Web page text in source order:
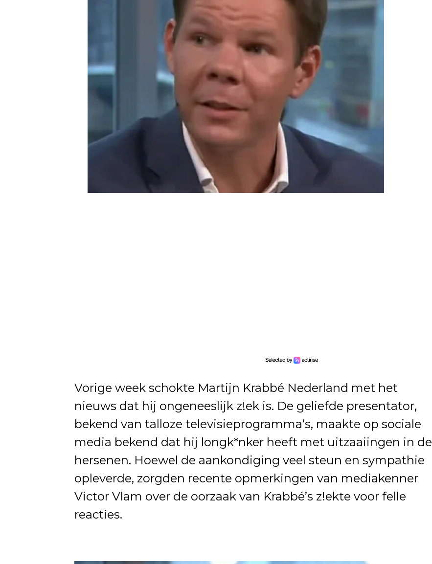
Vorige week schokte Martijn Krabbé Nederland met het
nieuws dat hij ongeneeslijk z!ek is. De geliefde presentator,
bekend van talloze televisieprogramma’s, maakte op sociale
media bekend dat hij longk*nker heeft met uitzaaiingen in de
hersenen. Hoewel de aankondiging veel steun en sympathie
opleverde, zorgden recente opmerkingen van mediakenner
Victor Vlam over de oorzaak van Krabbé’s z!ekte voor felle
reacties.